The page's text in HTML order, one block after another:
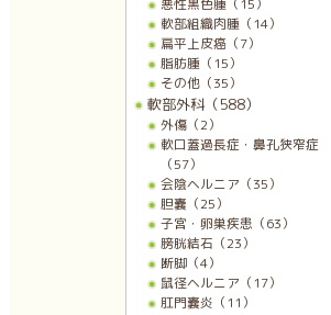
軟部組織肉腫（14）
扁平上皮癌（7）
脂肪腫（15）
その他（35）
軟部外科（588）
外傷（2）
軟口蓋過長症・鼻孔狭窄症
（57）
会陰ヘルニア（35）
胆嚢（25）
子宮・卵巣疾患（63）
膀胱結石（23）
断脚（4）
鼠径ヘルニア（17）
肛門嚢炎（11）